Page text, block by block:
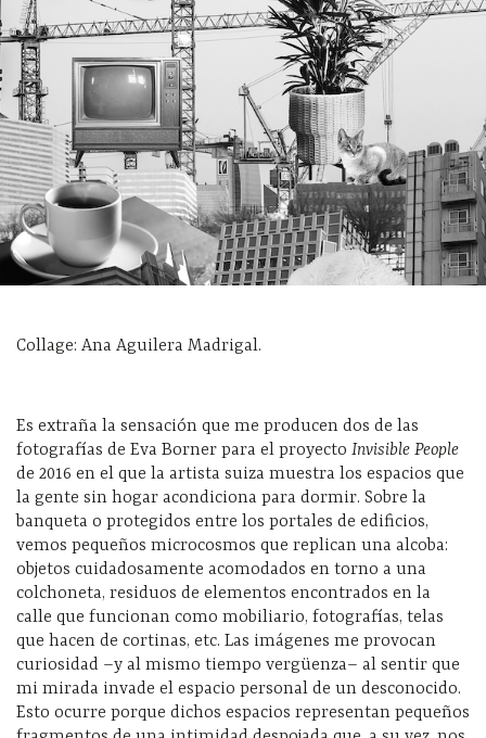
Collage: Ana Aguilera Madrigal.
Es extraña la sensación que me producen dos de las
fotografías de Eva Borner para el proyecto Invisible People
de 2016 en el que la artista suiza muestra los espacios que
la gente sin hogar acondiciona para dormir. Sobre la
banqueta o protegidos entre los portales de edificios,
vemos pequeños microcosmos que replican una alcoba:
objetos cuidadosamente acomodados en torno a una
colchoneta, residuos de elementos encontrados en la
calle que funcionan como mobiliario, fotografías, telas
que hacen de cortinas, etc. Las imágenes me provocan
curiosidad –y al mismo tiempo vergüenza– al sentir que
mi mirada invade el espacio personal de un desconocido.
Esto ocurre porque dichos espacios representan pequeños